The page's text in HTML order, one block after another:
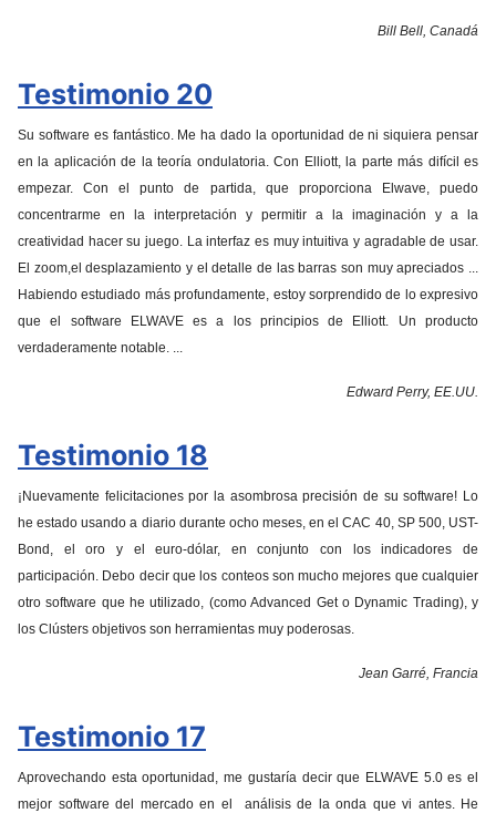
Bill Bell, Canadá
Testimonio 20
Su software es fantástico. Me ha dado la oportunidad de ni siquiera pensar
en la aplicación de la teoría ondulatoria. Con Elliott, la parte más difícil es
empezar.
Con el punto de partida, que proporciona Elwave, puedo
concentrarme en la interpretación y permitir a la imaginación y a la
creatividad hacer su juego. La interfaz es muy intuitiva y agradable de usar.
El zoom,el desplazamiento y el detalle de las barras son muy apreciados ...
Habiendo estudiado más profundamente, estoy sorprendido de lo expresivo
que el software ELWAVE es a los principios de Elliott.
Un producto
verdaderamente notable. ...
Edward Perry, EE.UU.
Testimonio 18
¡Nuevamente felicitaciones por la asombrosa precisión de su software! Lo
he estado usando a diario durante ocho meses, en el CAC 40, SP 500, UST-
Bond, el oro y el euro-dólar, en conjunto con los indicadores de
participación. Debo decir que los conteos son mucho mejores que cualquier
otro software que he utilizado, (como Advanced Get o Dynamic Trading), y
los Clústers objetivos son herramientas muy poderosas.
Jean Garré, Francia
Testimonio 17
Aprovechando esta oportunidad, me gustaría decir que ELWAVE 5.0 es el
mejor software del mercado en el análisis de la onda que vi antes.He